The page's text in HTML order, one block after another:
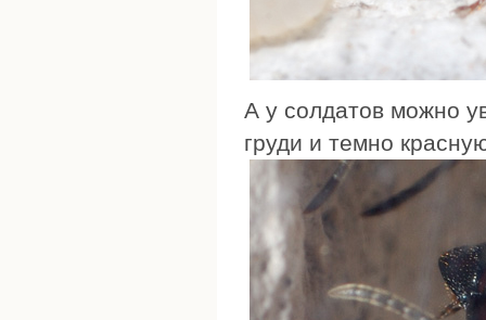
А у солдатов можно
груди и темно